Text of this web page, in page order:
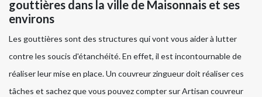
gouttières dans la ville de Maisonnais et ses
environs
Les gouttières sont des structures qui vont vous aider à lutter
contre les soucis d'étanchéité. En effet, il est incontournable de
réaliser leur mise en place. Un couvreur zingueur doit réaliser ces
tâches et sachez que vous pouvez compter sur Artisan couvreur